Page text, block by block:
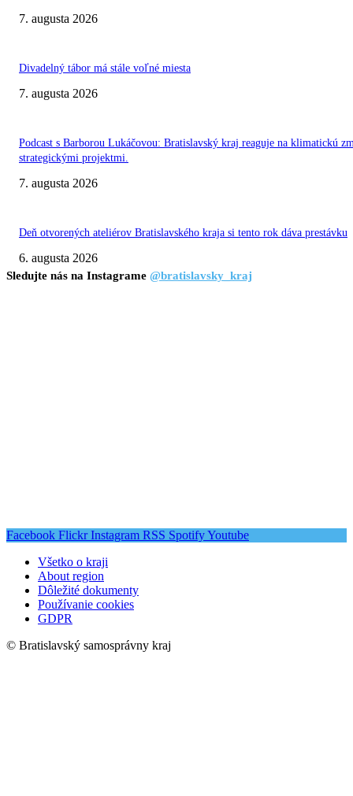
7. augusta 2026
Divadelný tábor má stále voľné miesta
7. augusta 2026
Podcast s Barborou Lukáčovou: Bratislavský kraj reaguje na klimatickú
strategickými projektmi.
7. augusta 2026
Deň otvorených ateliérov Bratislavského kraja si tento rok dáva prestávku
6. augusta 2026
Sledujte nás na Instagrame @bratislavsky_kraj
Facebook Flickr Instagram RSS SpotifyYoutube
Všetko o kraji
About region
Dôležité dokumenty
Používanie cookies
GDPR
© Bratislavský samosprávny kraj